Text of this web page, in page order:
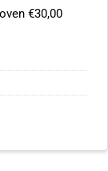
€30,00